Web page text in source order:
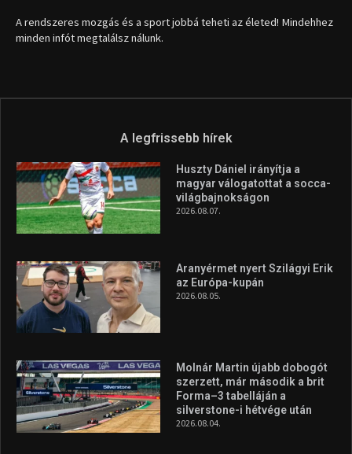
A rendszeres mozgás és a sport jobbá teheti az életed! Mindehhez
minden infót megtalálsz nálunk.
A legfrissebb hírek
Huszty Dániel irányítja a
magyar válogatottat a socca-
világbajnokságon
2026.08.07.
Aranyérmet nyert Szilágyi Erik
az Európa-kupán
2026.08.05.
Molnár Martin újabb dobogót
szerzett, már második a brit
Forma–3 tabelláján a
silverstone-i hétvége után
2026.08.04.